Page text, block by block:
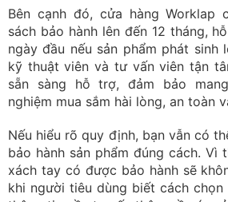
Bên cạnh đó, cửa hàng Worklap
sách bảo hành lên đến 12 tháng,
ngày đầu nếu sản phẩm phát
kỹ thuật viên và tư vấn viên tận
sẵn sàng hỗ trợ, đảm bảo
nghiệm mua sắm hài lòng, an toàn
Nếu hiểu rõ quy định, bạn vẫn có
bảo hành sản phẩm đúng cách. Vì
xách tay có được bảo hành sẽ
khi người tiêu dùng biết cách chọn